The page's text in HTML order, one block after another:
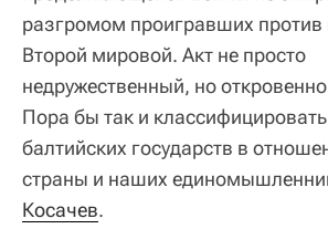
разгромом проигравших против
Второй мировой. Акт не просто
недружественный, но
Пора бы так и
балтийских государств в
страны и наших
Косачев.